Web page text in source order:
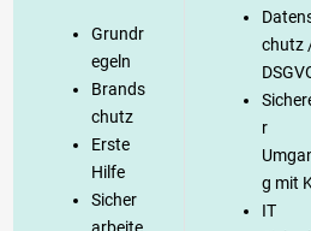
Grundr
egeln
Brands
chutz
Erste
Hilfe
Sicher
chutz
r
g mit
IT